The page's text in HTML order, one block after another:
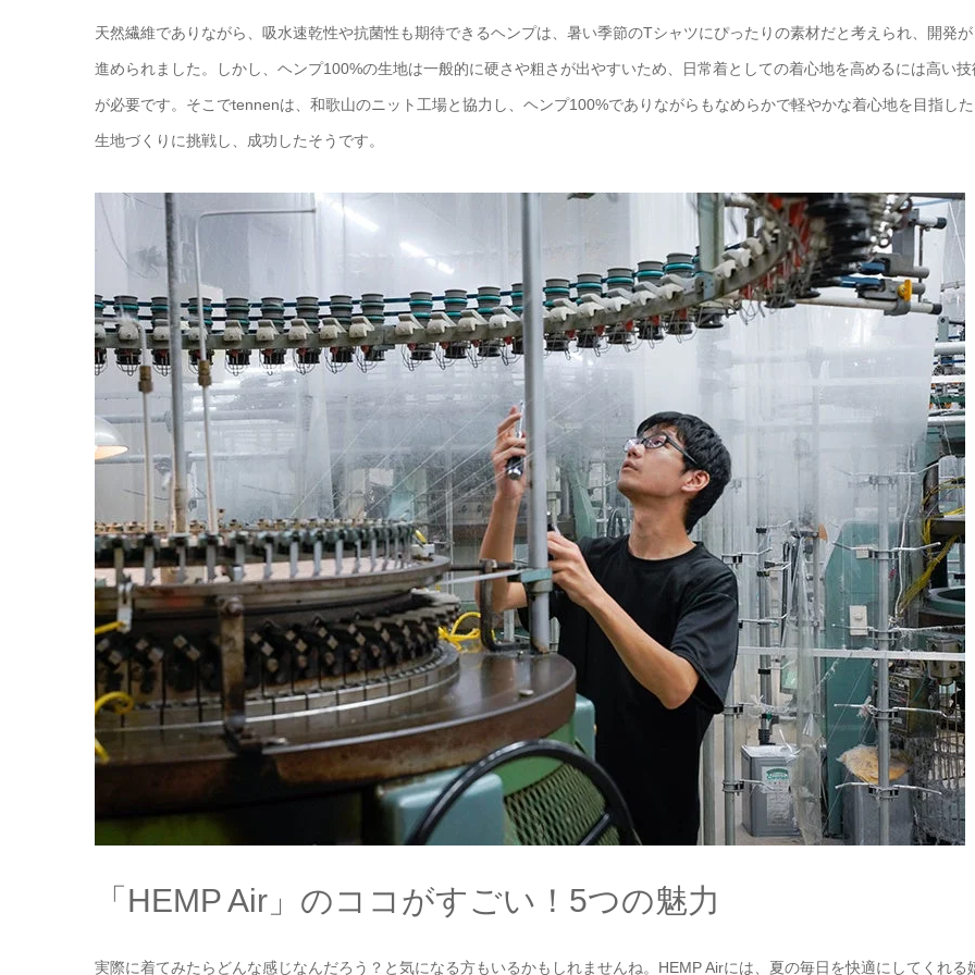
天然繊維でありながら、吸水速乾性や抗菌性も期待できるヘンプは、暑い季節のTシャツにぴったりの素材だと考えられ、開発が
進められました。しかし、ヘンプ100%の生地は一般的に硬さや粗さが出やすいため、日常着としての着心地を高めるには高い技
が必要です。そこでtennenは、和歌山のニット工場と協力し、ヘンプ100%でありながらもなめらかで軽やかな着心地を目指した
生地づくりに挑戦し、成功したそうです。
「HEMP Air」のココがすごい！5つの魅力
実際に着てみたらどんな感じなんだろう？と気になる方もいるかもしれませんね。HEMP Airには、夏の毎日を快適にしてくれる